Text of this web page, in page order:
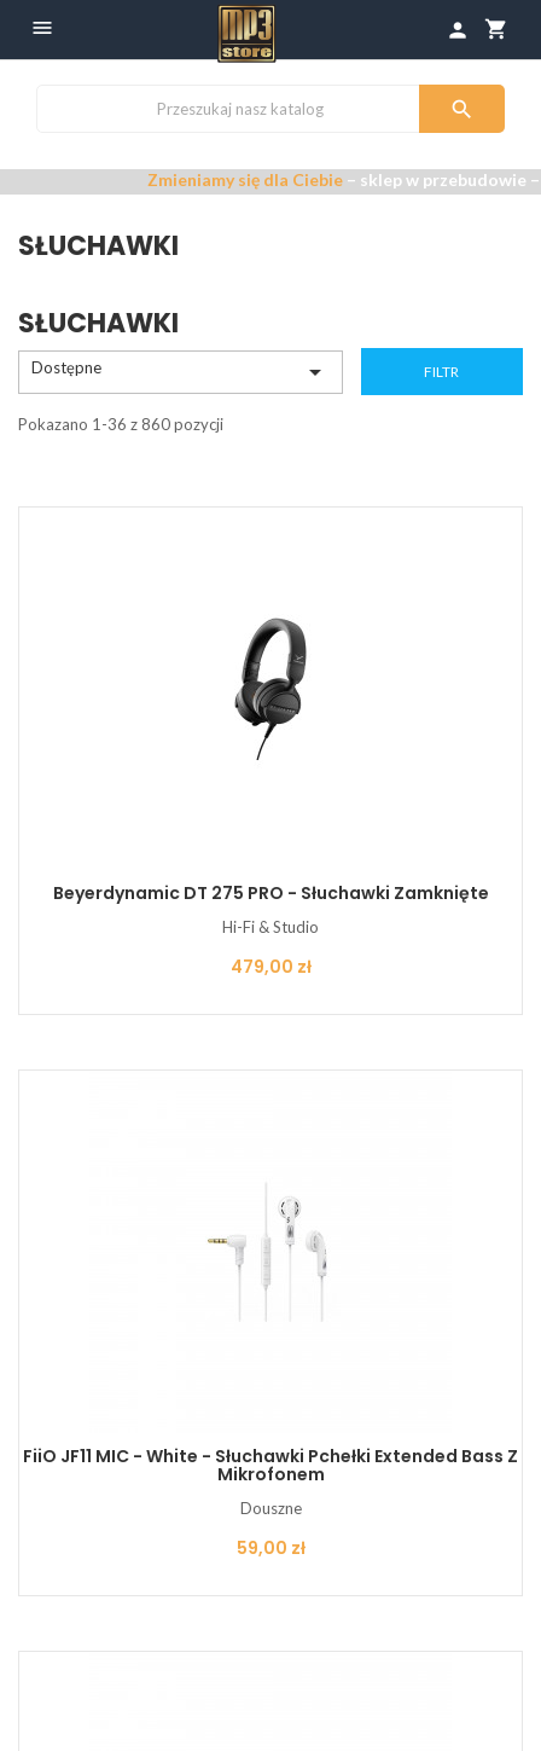
 shopping_cart
person

Zmieniamy się dla Ciebie– sklep w przebudowie –
SŁUCHAWKI
SŁUCHAWKI
Dostępne  FILTR
Pokazano 1-36 z 860 pozycji
Beyerdynamic DT 275 PRO - Słuchawki Zamknięte
Hi-Fi & Studio
Cena
479,00 zł
FiiO JF11 MIC - White - Słuchawki Pchełki Extended Bass Z
Mikrofonem
Douszne
Cena
59,00 zł